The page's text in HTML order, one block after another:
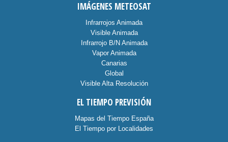
IMÁGENES METEOSAT
Infrarrojos Animada
Visible Animada
Infrarrojo B/N Animada
Vapor Animada
Canarias
Global
Visible Alta Resolución
EL TIEMPO PREVISIÓN
Mapas del Tiempo España
El Tiempo por Localidades